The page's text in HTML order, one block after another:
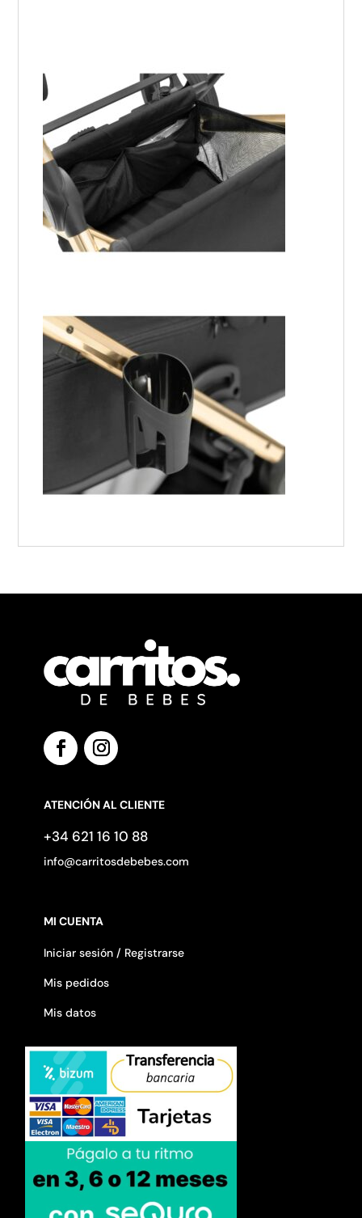
ATENCIÓN AL CLIENTE
+34 621 16 10 88
info@carritosdebebes.com
MI CUENTA
Iniciar sesión / Registrarse
Mis pedidos
Mis datos